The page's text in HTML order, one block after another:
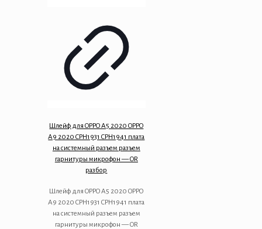
Шлейф для OPPO A5 2020 OPPO
A9 2020 CPH1931 CPH1941 плата
на системный разъем разъем
гарнитуры микрофон — OR
разбор
Шлейф для OPPO A5 2020 OPPO
A9 2020 CPH1931 CPH1941 плата
на системный разъем разъем
гарнитуры микрофон — OR